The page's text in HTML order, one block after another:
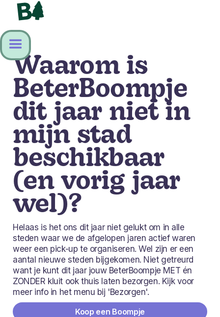
Waarom is
BeterBoompje
dit jaar niet in
mijn stad
beschikbaar
(en vorig jaar
wel)?
Helaas is het ons dit jaar niet gelukt om in alle
steden waar we de afgelopen jaren actief waren
weer een pick-up te organiseren. Wel zijn er een
aantal nieuwe steden bijgekomen. Niet getreurd
want je kunt dit jaar jouw BeterBoompje MET én
ZONDER kluit ook thuis laten bezorgen. Kijk voor
meer info in het menu bij 'Bezorgen'.
Koop een Boompje